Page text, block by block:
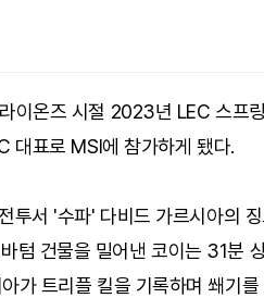
이온즈 시절 2023년 LEC 스프
대표로 MSI에 참가하게 됐다.
투서 '수파' 다비드 가르시아의
텀 건물을 밀어낸 코이는 31분
가 트리플 킬을 기록하며 쐐기를